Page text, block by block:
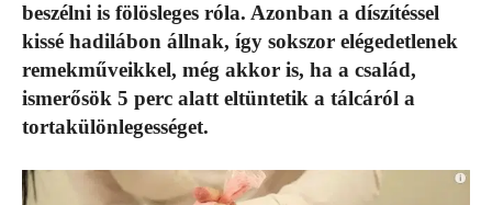
beszélni is fölösleges róla. Azonban a díszítéssel
kissé hadilábon állnak, így sokszor elégedetlenek
remekműveikkel, még akkor is, ha a család,
ismerősök 5 perc alatt eltüntetik a tálcáról a
tortakülönlegességet.